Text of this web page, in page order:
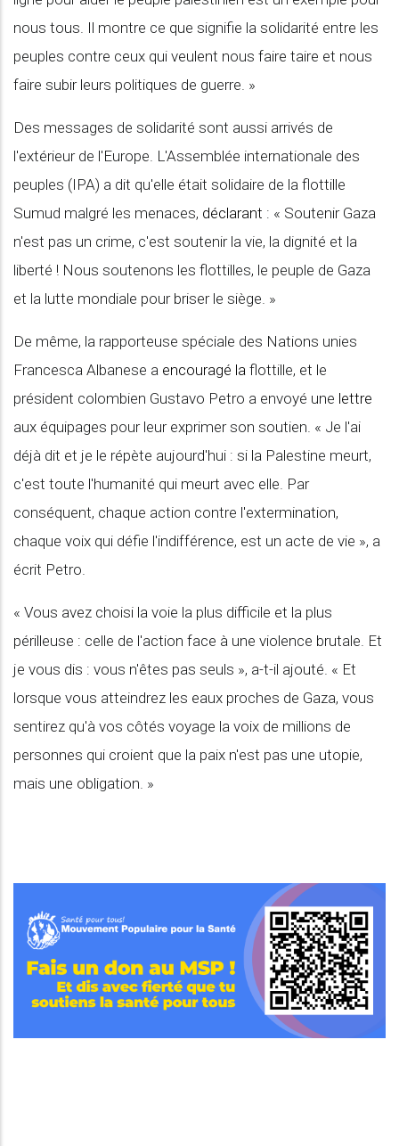
nous tous. Il montre ce que signifie la solidarité entre les
peuples contre ceux qui veulent nous faire taire et nous
faire subir leurs politiques de guerre. »
Des messages de solidarité sont aussi arrivés de
l'extérieur de l'Europe. L'Assemblée internationale des
peuples (IPA) a dit qu'elle était solidaire de la flottille
Sumud malgré les menaces, déclarant : « Soutenir Gaza
n'est pas un crime, c'est soutenir la vie, la dignité et la
liberté ! Nous soutenons les flottilles, le peuple de Gaza
et la lutte mondiale pour briser le siège. »
De même, la rapporteuse spéciale des Nations unies
Francesca Albanese a encouragé la flottille, et le
président colombien Gustavo Petro a envoyé une lettre
aux équipages pour leur exprimer son soutien. « Je l'ai
déjà dit et je le répète aujourd'hui : si la Palestine meurt,
c'est toute l'humanité qui meurt avec elle. Par
conséquent, chaque action contre l'extermination,
chaque voix qui défie l'indifférence, est un acte de vie », a
écrit Petro.
« Vous avez choisi la voie la plus difficile et la plus
périlleuse : celle de l'action face à une violence brutale. Et
je vous dis : vous n'êtes pas seuls », a-t-il ajouté. « Et
lorsque vous atteindrez les eaux proches de Gaza, vous
sentirez qu'à vos côtés voyage la voix de millions de
personnes qui croient que la paix n'est pas une utopie,
mais une obligation. »